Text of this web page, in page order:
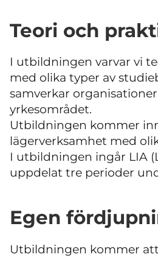
Teori och
I utbildningen varvar vi
med olika typer av
samverkar
yrkesområdet.
Utbildningen kommer
lägerverksamhet med
I utbildningen ingår LIA
uppdelat tre perioder
Egen
Utbildningen kommer